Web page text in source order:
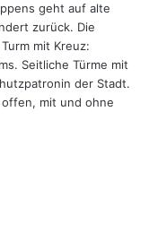
geht auf alte
zurück. Die
mit Kreuz:
Seitliche Türme mit
der Stadt.
mit und ohne